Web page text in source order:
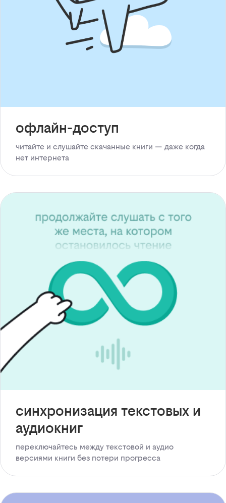
офлайн-доступ
читайте и слушайте скачанные книги — даже когда
нет интернета
синхронизация текстовых и
аудиокниг
переключайтесь между текстовой и аудио
версиями книги без потери прогресса